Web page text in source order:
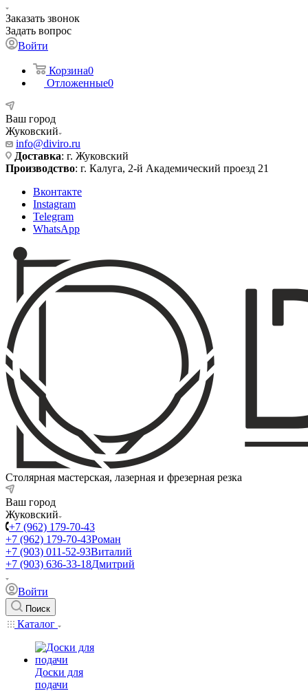
Заказать звонок
Задать вопрос
Войти
Корзина0
Отложенные0
Ваш город
Жуковский
info@diviro.ru
Доставка: г. Жуковский
Производство: г. Калуга, 2-й Академический проезд 21
Вконтакте
Instagram
Telegram
WhatsApp
Столярная мастерская, лазерная и фрезерная резка
Ваш город
Жуковский
+7 (962) 179-70-43
+7 (962) 179-70-43Роман
+7 (903) 011-52-93Виталий
+7 (903) 636-33-18Дмитрий
Войти
Поиск
Каталог
Доски для
подачи